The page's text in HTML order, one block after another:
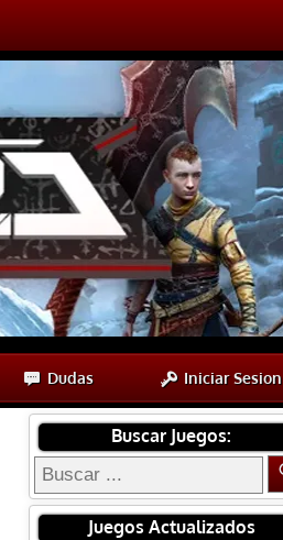
Dudas Iniciar Sesion
Buscar Juegos:
Juegos Actualizados